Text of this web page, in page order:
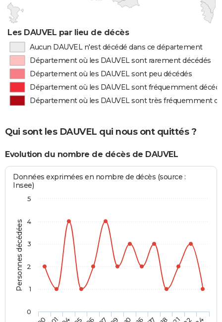
Les DAUVEL par lieu de décès
Aucun DAUVEL n'est décédé dans ce département
Département où les DAUVEL sont rarement décédés
Département où les DAUVEL sont peu décédés
Département où les DAUVEL sont fréquemment
Département où les DAUVEL sont très fréquemment
Qui sont les DAUVEL qui nous ont quittés ?
Evolution du nombre de décès de DAUVEL
Personnes décédées
Données exprimées en nombre de décès (source :
Insee)
0
1
2
3
4
5